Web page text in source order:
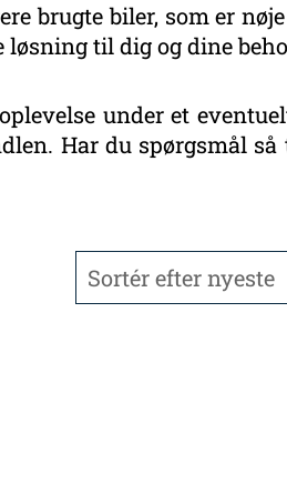
brugte biler, som er
til dig og dine
under et
Har du spørgsmål